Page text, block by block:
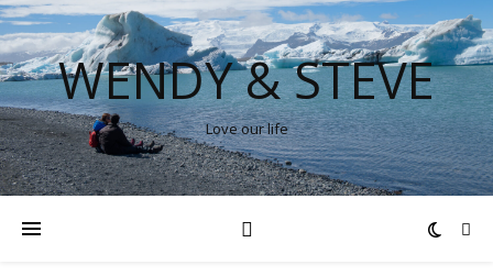
WENDY & STEVE
Love our life